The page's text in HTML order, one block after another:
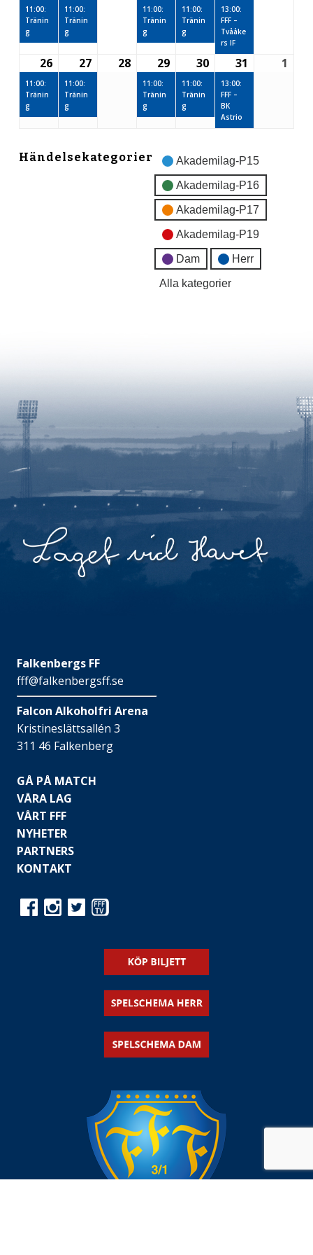
januari,
2026
event)
11:00:
Tränin
g
11:00:
Tränin
g
januari,
2026
januari,
2026
event)
11:00:
Tränin
g
januari,
2026
event)
11:00:
Tränin
g
13:00:
FFF –
Tvååke
rs IF
2626
januari,
2026
(1
event)
11:00:
Tränin
g
2727
(1
11:00:
Tränin
g
2828
januari,
2026
2929
januari,
2026
(1
event)
11:00:
Tränin
g
3030
januari,
2026
(1
event)
11:00:
Tränin
g
31
13:00:
FFF –
BK
Astrio
1
Händelsekategorier Akademilag-P15
Akademilag-P16
Akademilag-P17
Akademilag-P19
Dam Herr
Alla kategorier
Falkenbergs FF
fff@falkenbergsff.se
Falcon Alkoholfri Arena
Kristineslättsallén 3
311 46 Falkenberg
GÅ PÅ MATCH
VÅRA LAG
VÅRT FFF
NYHETER
PARTNERS
KONTAKT